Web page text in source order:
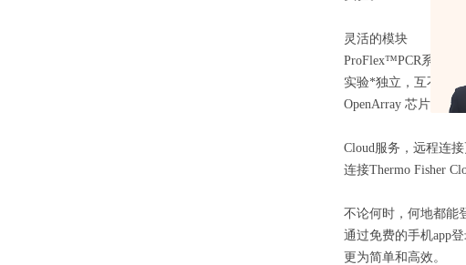
灵活的模块
ProFlex™PCR系统拥
实验*独立，互不干
OpenArray 芯片，用
Cloud服务，远程连
连接Thermo Fisher
不论何时，何地都能
通过免费的手机app
更为简单和高效。